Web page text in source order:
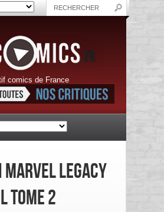
comics de France
Marvel Legacy
Tome 2